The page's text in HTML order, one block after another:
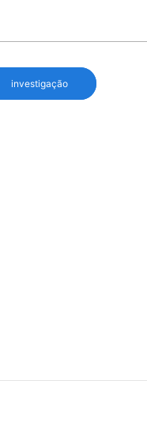
investigação